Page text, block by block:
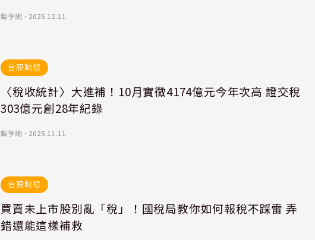
鉅亨網 ． 2025.12.11
台股動態
〈稅收統計〉大進補！10月實徵4174億元今年次高 證交稅
303億元創28年紀錄
鉅亨網 ． 2025.11.11
台股動態
買賣未上市股別亂「稅」！國稅局教你如何報稅不踩雷 弄
錯還能這樣補救